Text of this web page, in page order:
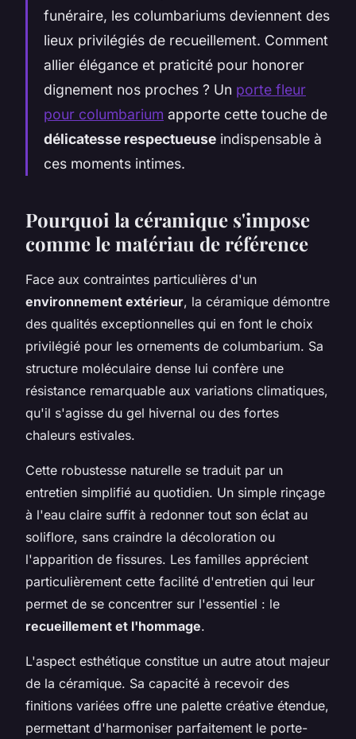
funéraire, les columbariums deviennent des
lieux privilégiés de recueillement. Comment
allier élégance et praticité pour honorer
dignement nos proches ? Un porte fleur
pour columbarium apporte cette touche de
délicatesse respectueuse indispensable à
ces moments intimes.
Pourquoi la céramique s'impose
comme le matériau de référence
Face aux contraintes particulières d'un
environnement extérieur, la céramique démontre
des qualités exceptionnelles qui en font le choix
privilégié pour les ornements de columbarium. Sa
structure moléculaire dense lui confère une
résistance remarquable aux variations climatiques,
qu'il s'agisse du gel hivernal ou des fortes
chaleurs estivales.
Cette robustesse naturelle se traduit par un
entretien simplifié au quotidien. Un simple rinçage
à l'eau claire suffit à redonner tout son éclat au
soliflore, sans craindre la décoloration ou
l'apparition de fissures. Les familles apprécient
particulièrement cette facilité d'entretien qui leur
permet de se concentrer sur l'essentiel : le
recueillement et l'hommage.
L'aspect esthétique constitue un autre atout majeur
de la céramique. Sa capacité à recevoir des
finitions variées offre une palette créative étendue,
permettant d'harmoniser parfaitement le porte-